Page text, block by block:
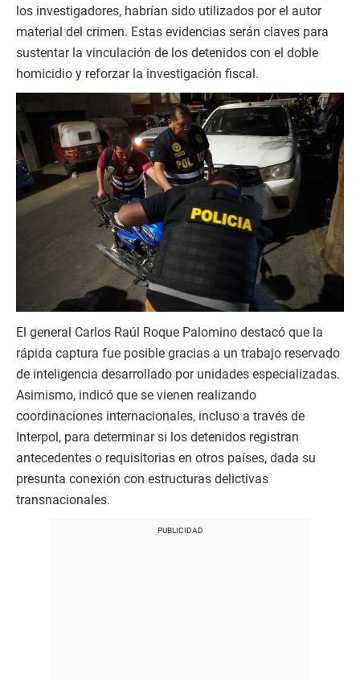
los investigadores, habrían sido utilizados por el autor
material del crimen. Estas evidencias serán claves para
sustentar la vinculación de los detenidos con el doble
homicidio y reforzar la investigación fiscal.
El general Carlos Raúl Roque Palomino destacó que la
rápida captura fue posible gracias a un trabajo reservado
de inteligencia desarrollado por unidades especializadas.
Asimismo, indicó que se vienen realizando
coordinaciones internacionales, incluso a través de
Interpol, para determinar si los detenidos registran
antecedentes o requisitorias en otros países, dada su
presunta conexión con estructuras delictivas
transnacionales.